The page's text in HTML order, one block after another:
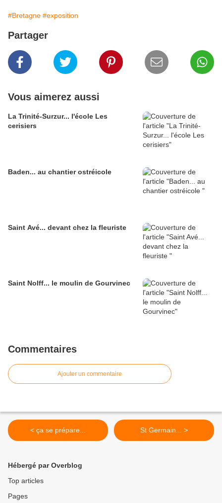
#Bretagne #exposition
Partager
Vous aimerez aussi
La Trinité-Surzur... l'école Les
cerisiers
Baden... au chantier ostréicole
Saint Avé... devant chez la fleuriste
Saint Nolff... le moulin de Gourvinec
Commentaires
Ajouter un commentaire
< ça se prépare... St Germain... >
Hébergé par Overblog
Top articles
Pages